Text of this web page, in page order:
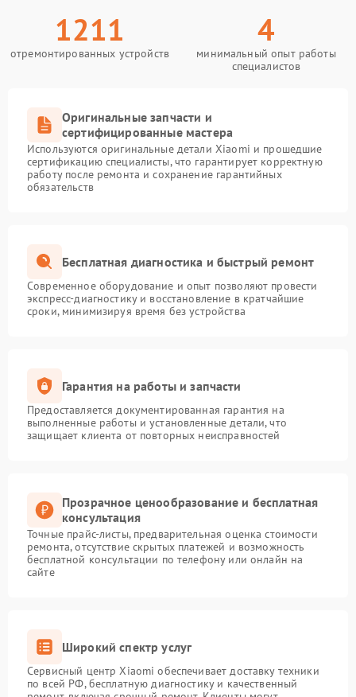
1211
отремонтированных устройств
4
минимальный опыт работы
специалистов
Оригинальные запчасти и
сертифицированные мастера
Используются оригинальные детали Xiaomi и прошедшие
сертификацию специалисты, что гарантирует корректную
работу после ремонта и сохранение гарантийных
обязательств
Бесплатная диагностика и быстрый ремонт
Современное оборудование и опыт позволяют провести
экспресс-диагностику и восстановление в кратчайшие
сроки, минимизируя время без устройства
Гарантия на работы и запчасти
Предоставляется документированная гарантия на
выполненные работы и установленные детали, что
защищает клиента от повторных неисправностей
Прозрачное ценообразование и бесплатная
консультация
Точные прайс-листы, предварительная оценка стоимости
ремонта, отсутствие скрытых платежей и возможность
бесплатной консультации по телефону или онлайн на
сайте
Широкий спектр услуг
Сервисный центр Xiaomi обеспечивает доставку техники
по всей РФ, бесплатную диагностику и качественный